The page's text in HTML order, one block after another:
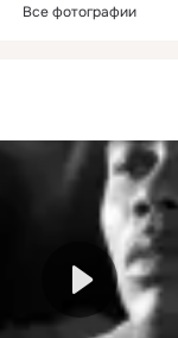
Все фотографии